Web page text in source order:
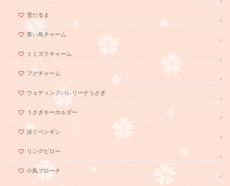
雪だるま
青い鳥チャーム
ミミズクチャーム
フクチャーム
ウェディングバレリーナうさぎ
うさぎキーホルダー
泳ぐペンギン
リングピロー
小鳥ブローチ